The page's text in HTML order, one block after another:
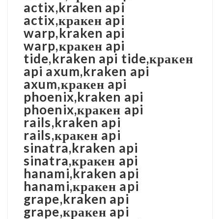
actix,kraken api
actix,кракен api
warp,kraken api
warp,кракен api
tide,kraken api tide,кракен
api axum,kraken api
axum,кракен api
phoenix,kraken api
phoenix,кракен api
rails,kraken api
rails,кракен api
sinatra,kraken api
sinatra,кракен api
hanami,kraken api
hanami,кракен api
grape,kraken api
grape,кракен api